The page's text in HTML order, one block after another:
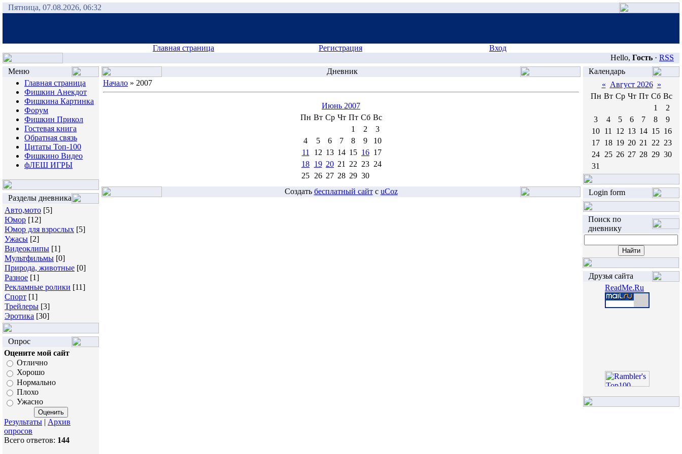
Пятница, 07.08.2026, 06:32
Главная страница Регистрация
Вход
Hello, Гость · RSS
Меню
Главная страница
Фишкин Анекдот
Фишкина Картинка
Форум
Фишкин Прикол
Гостевая книга
Обратная связь
Цитаты Топ-100
Фишкино Видео
фЛЕШ ИГРЫ
Разделы дневника
Авто,мото [5]
Юмор [12]
Юмор для взрослых [5]
Ужасы [2]
Видеоклипы [1]
Мультфильмы [0]
Природа, животные [0]
Разное [1]
Рекламные ролики [11]
Спорт [1]
Трейлеры [3]
Эротика [30]
Опрос
Оцените мой сайт
Отлично
Хорошо
Нормально
Плохо
Ужасно
Результаты | Архив
опросов
Всего ответов: 144
Дневник
Начало » 2007
Июнь 2007
Пн Вт Ср Чт Пт Сб Вс
1
2
3
4
5 6 7 8 9
10
11
12 13 14 15 16 17
18 19 20 21 22 23 24
25 26 27 28 29 30
Создать бесплатный сайтс uCoz
Календарь
« Август 2026 »
Пн Вт Ср Чт Пт Сб Вс
1
2
3
4 5 6 7 8
9
10 11 12 13 14 15 16
17 18 19 20 21 22 23
24 25 26 27 28 29 30
31
Login form
Поиск по
дневнику
Друзья сайта
ReadMe.Ru